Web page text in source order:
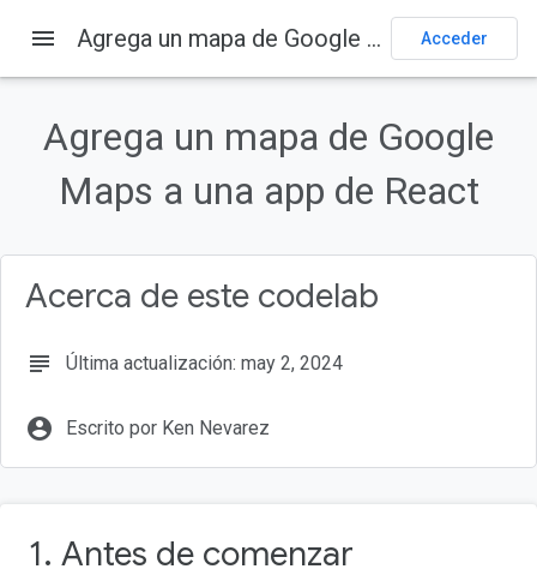
Página principal Productos
Google Maps Platform
Maps JavaScript API
En esta página
Antes de comenzar
Requisitos
menu Agrega un mapa de Google Maps a una app de React Acceder
Agrega un mapa de Google
Maps a una app de React
Acerca de este codelab
subject Última actualización: may 2, 2024
account_circle Escrito por Ken Nevarez
1. Antes de comenzar